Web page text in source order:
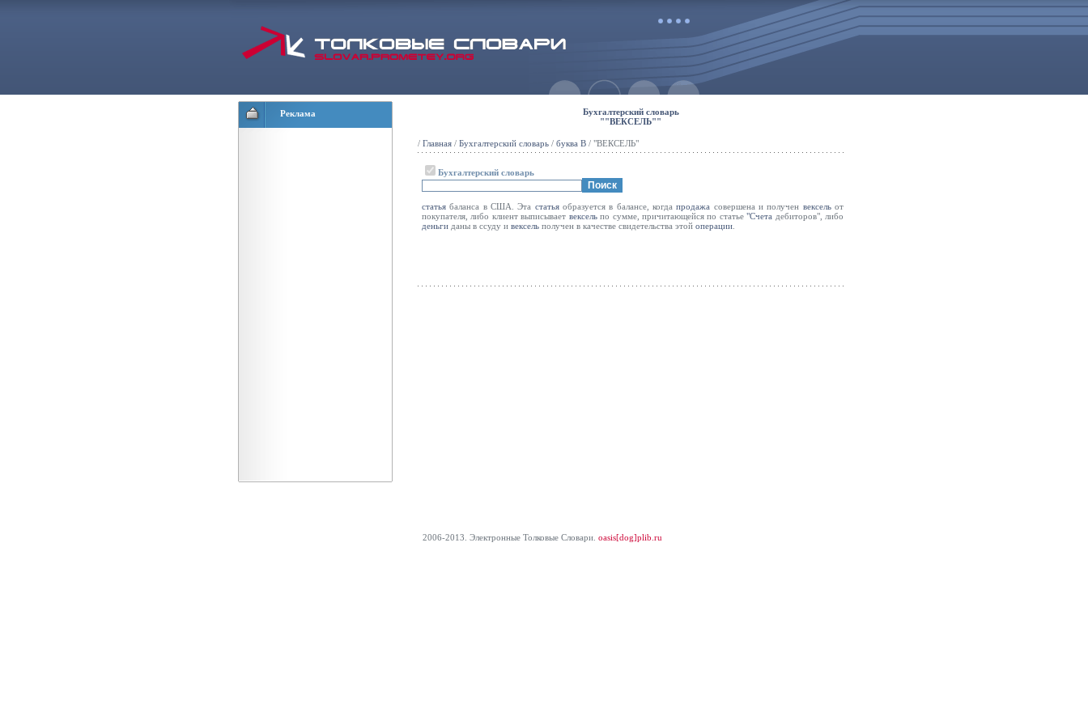
Реклама
Бухгалтерский словарь
""ВЕКСЕЛЬ""
/ Главная / Бухгалтерский словарь / буква В / "ВЕКСЕЛЬ"
Бухгалтерский словарь
статья баланса в США. Эта статьяобразуется в балансе, когдапродажа совершена и получен вексельот
покупателя, либо клиент выписывает вексельпо сумме, причитающейся по статье"Счета дебиторов", либо
деньги даны в ссуду и вексель получен в качестве свидетельства этой операции
2006-2013. Электронные Толковые Cловари. oasis[dog]plib.ru